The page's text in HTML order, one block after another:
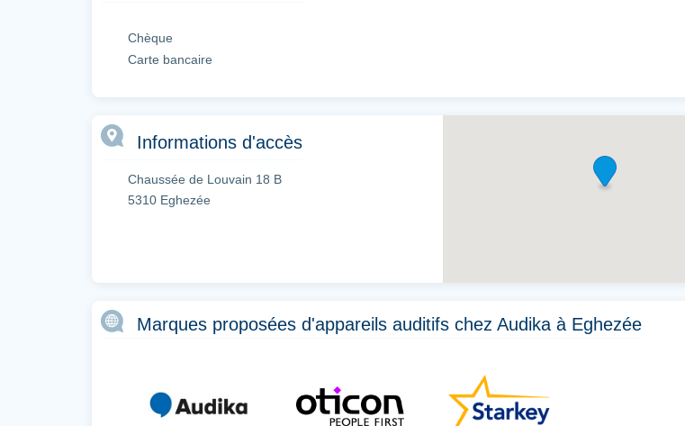
Chèque
Carte bancaire
Informations d'accès
Chaussée de Louvain 18 B
5310 Eghezée
Marques proposées d'appareils auditifs chez Audika à Eghezée